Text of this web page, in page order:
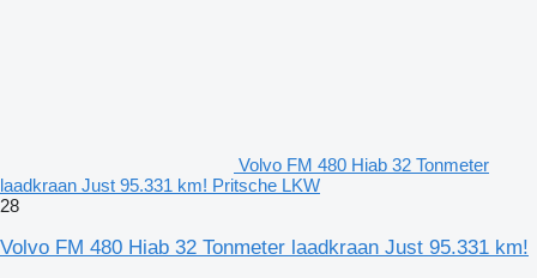
Volvo FM 480 Hiab 32 Tonmeter
laadkraan Just 95.331 km! Pritsche LKW
28
Volvo FM 480 Hiab 32 Tonmeter laadkraan Just 95.331 km!